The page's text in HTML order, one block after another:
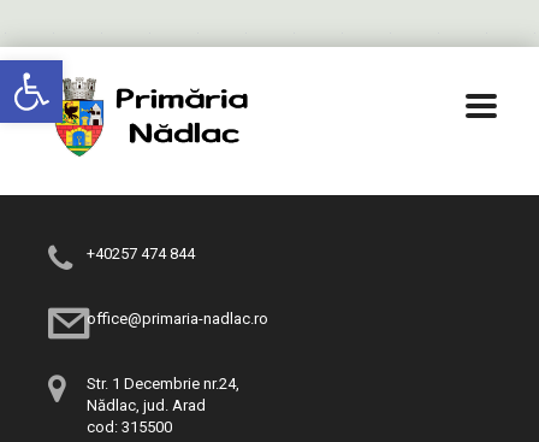
Deschide bara de unelte
+40257 474 844
office@primaria-nadlac.ro
Str. 1 Decembrie nr.24,
Nădlac, jud. Arad
cod: 315500